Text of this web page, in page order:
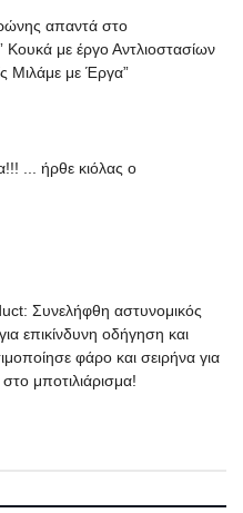
απαντά στο
Κουκά με έργο Αντλιοστασίων
Μιλάμε με Έργα”
... ήρθε κιόλας ο
Συνελήφθη αστυνομικός
επικίνδυνη οδήγηση και
φάρο και σειρήνα για
μποτιλιάρισμα!